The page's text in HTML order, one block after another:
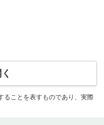
ることを表すものであり、実際